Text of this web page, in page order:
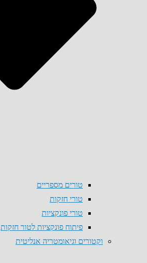
טורים מספריים
טורי חזקות
טורי פונקציות
פיתוח פונקציות לטור חזקות
וקטורים וגיאומטריה אנליטית